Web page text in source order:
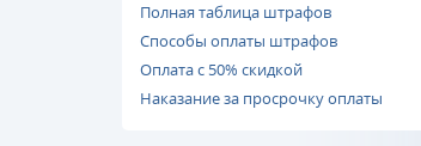
Полная таблица штрафов
Способы оплаты штрафов
Оплата с 50% скидкой
Наказание за просрочку оплаты